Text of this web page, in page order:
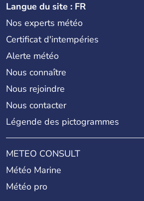
Langue du site : FR
Nos experts météo
Certificat d'intempéries
Alerte météo
Nous connaître
Nous rejoindre
Nous contacter
Légende des pictogrammes
METEO CONSULT
Météo Marine
Météo pro